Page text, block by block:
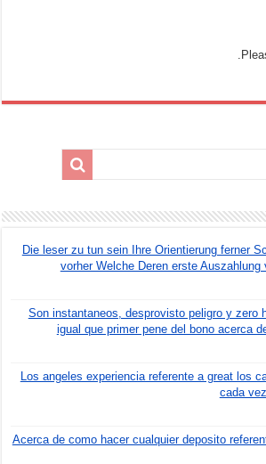
Die leser zu tun sein Ihre Orientierung ferner
vorher Welche Deren erste Auszahlung
Son instantaneos, desprovisto peligro y zero
igual que primer pene del bono acerca
Los angeles experiencia referente a great los
cada
Acerca de como hacer cualquier deposito